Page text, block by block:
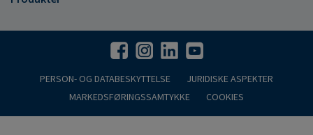
PERSON- OG DATABESKYTTELSE
JURIDISKE ASPEKTER
MARKEDSFØRINGSSAMTYKKE
COOKIES